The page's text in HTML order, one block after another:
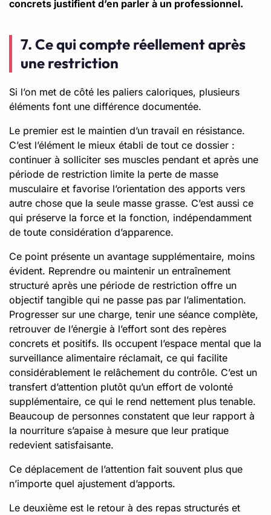
concrets justifient d’en parler à un professionnel.
7. Ce qui compte réellement après
une restriction
Si l’on met de côté les paliers caloriques, plusieurs
éléments font une différence documentée.
Le premier est le maintien d’un travail en résistance.
C’est l’élément le mieux établi de tout ce dossier :
continuer à solliciter ses muscles pendant et après une
période de restriction limite la perte de masse
musculaire et favorise l’orientation des apports vers
autre chose que la seule masse grasse. C’est aussi ce
qui préserve la force et la fonction, indépendamment
de toute considération d’apparence.
Ce point présente un avantage supplémentaire, moins
évident. Reprendre ou maintenir un entraînement
structuré après une période de restriction offre un
objectif tangible qui ne passe pas par l’alimentation.
Progresser sur une charge, tenir une séance complète,
retrouver de l’énergie à l’effort sont des repères
concrets et positifs. Ils occupent l’espace mental que la
surveillance alimentaire réclamait, ce qui facilite
considérablement le relâchement du contrôle. C’est un
transfert d’attention plutôt qu’un effort de volonté
supplémentaire, ce qui le rend nettement plus tenable.
Beaucoup de personnes constatent que leur rapport à
la nourriture s’apaise à mesure que leur pratique
redevient satisfaisante.
Ce déplacement de l’attention fait souvent plus que
n’importe quel ajustement d’apports.
Le deuxième est le retour à des repas structurés et